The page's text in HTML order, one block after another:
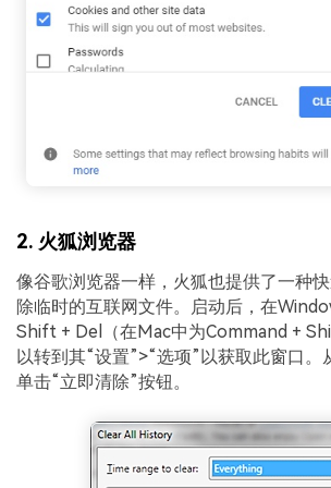
2. 火狐浏览器
像谷歌浏览器一样，火狐也提供了一种
除临时的互联网文件。启动后，在
Shift + Del（在Mac中为Command +
以转到其“设置”>“选项”以获取此窗口。
单击“立即清除”按钮。